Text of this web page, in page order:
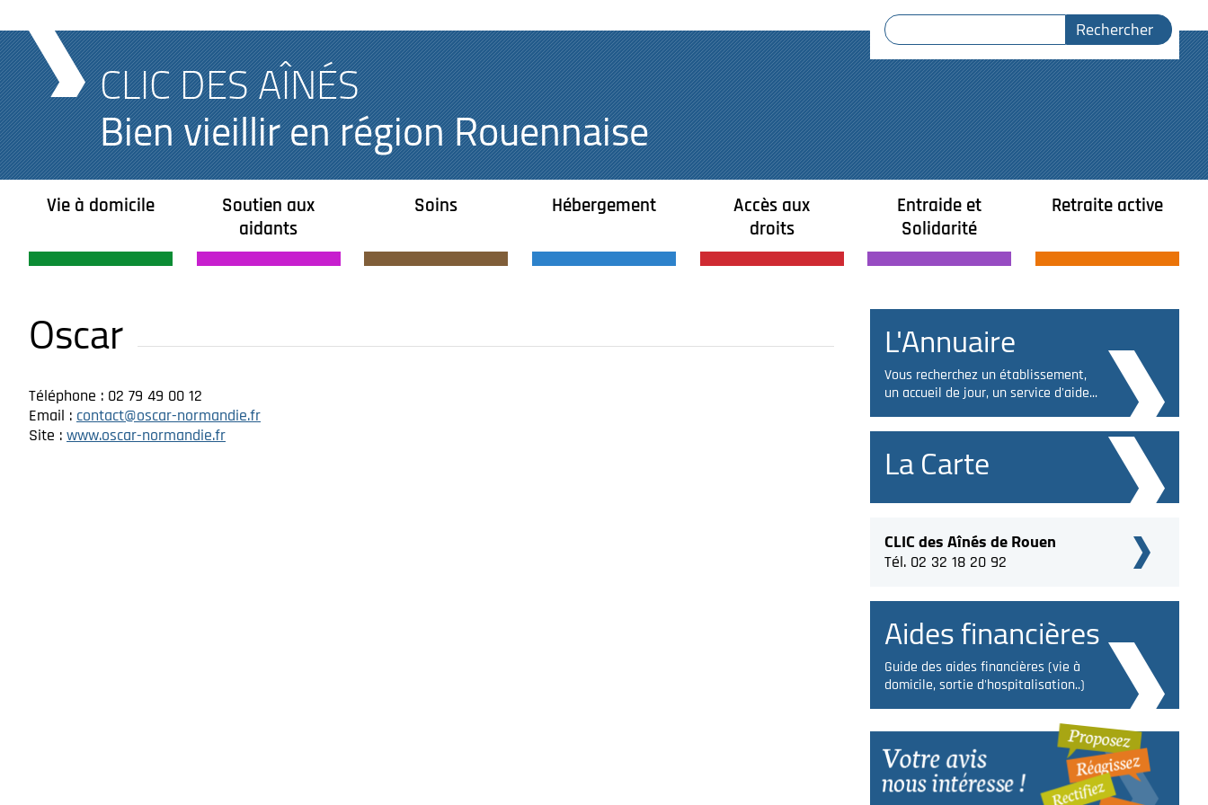
CLIC DES AÎNÉS
Bien vieillir en région Rouennaise
Vie à domicile
Soutien aux
aidants
Soins Hébergement
Accès aux
droits
Entraide et
Solidarité
Retraite active
Oscar
Téléphone : 02 79 49 00 12
Email : contact@oscar-normandie.fr
Site : www.oscar-normandie.fr
L'Annuaire
Vous recherchez un établissement,
un accueil de jour, un service d'aide...
La Carte
CLIC des Aînés de Rouen
Tél. 02 32 18 20 92
Aides financières
Guide des aides financières (vie à
domicile, sortie d'hospitalisation..)